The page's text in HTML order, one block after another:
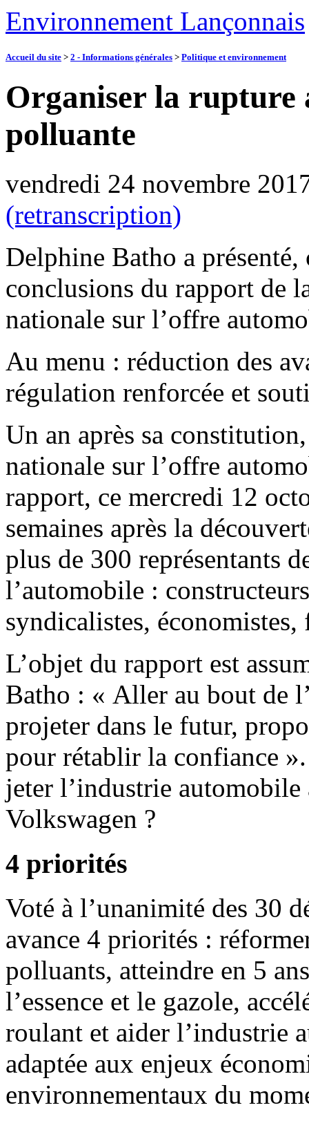
Environnement Lançonnais
Accueil du site > 2 - Informations générales > Politique et environnement
Organiser la rupture
polluante
vendredi 24 novembre
(retranscription)
Delphine Batho a
conclusions du rapport de
nationale sur l’offre
Au menu : réduction des
régulation renforcée et
Un an après sa
nationale sur l’offre
rapport, ce mercredi 12
semaines après la
plus de 300 représentants
l’automobile :
syndicalistes,
L’objet du rapport est
Batho : « Aller au bout de
projeter dans le futur,
pour rétablir la confiance
jeter l’industrie automobile
Volkswagen ?
4 priorités
Voté à l’unanimité des 30
avance 4 priorités :
polluants, atteindre en 5
l’essence et le gazole,
roulant et aider l’industrie
adaptée aux enjeux
environnementaux du